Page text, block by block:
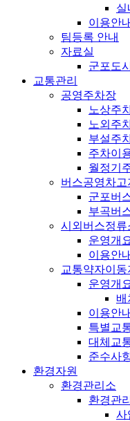
실
이용안내
팀등록 안내
자료실
군포도
교통관리
공영주차장
노상주
노외주
부설주
주차이
월정기
버스공영차고
군포버
부곡버
시외버스정류
운영개
이용안내
교통약자이동
운영개
배
이용안내
특별교
대체교
준수사
환경자원
환경관리소
환경관
사